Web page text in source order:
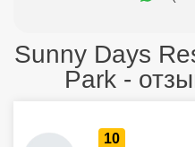
Sunny Days
Park -
10